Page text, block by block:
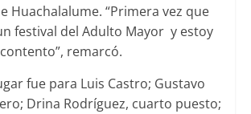
Huachalalume. “Primera vez que
festival del Adulto Mayor y estoy
remarcó.
fue para Luis Castro; Gustavo
Drina Rodríguez, cuarto puesto;